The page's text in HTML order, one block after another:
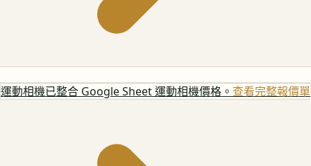
運動相機已整合 Google Sheet 運動相機價格。 查看完整報價單